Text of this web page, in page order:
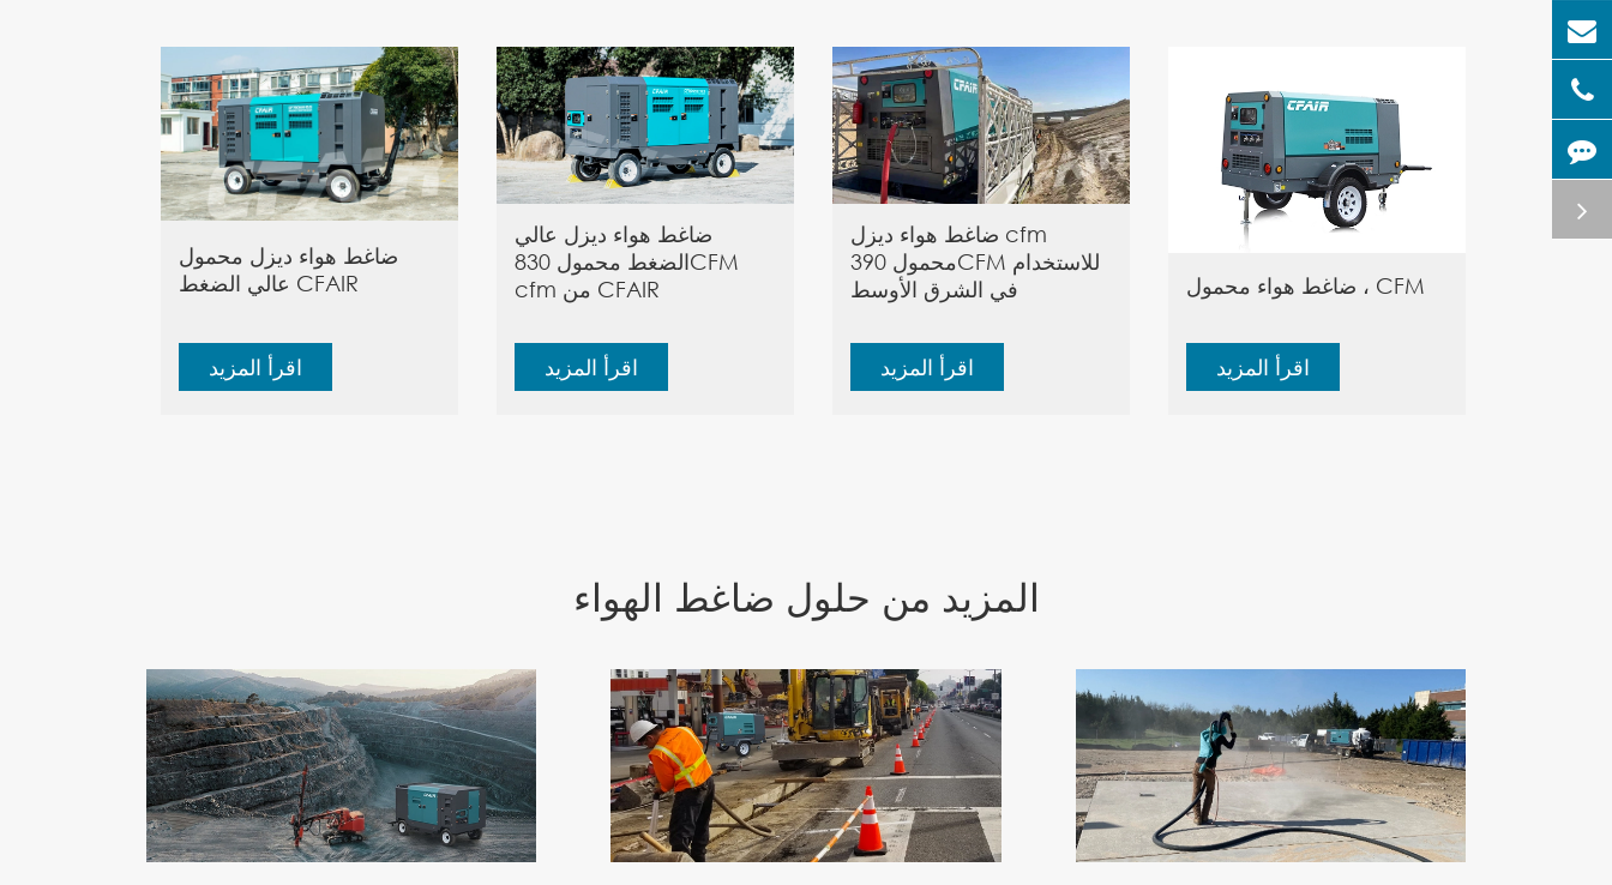
ضاغط هواء ديزل محمول
عالي الضغط CFAIR
اقرأ المزيد
ضاغط هواء ديزل عالي
الضغط محمول 830CFM
cfm من CFAIR
اقرأ المزيد
ضاغط هواء ديزل cfm
محمول 390CFM للاستخدام
في الشرق الأوسط
اقرأ المزيد
ضاغط هواء محمول ، CFM
اقرأ المزيد
المزيد من حلول ضاغط الهواء